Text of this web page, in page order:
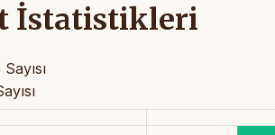
İstatistikleri